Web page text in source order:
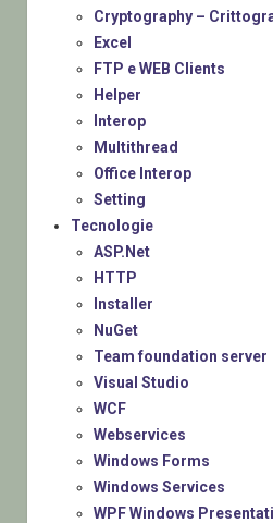
Cryptography –
Excel
FTP e WEB Clients
Helper
Interop
Multithread
Office Interop
Setting
Tecnologie
ASP.Net
HTTP
Installer
NuGet
Team foundation server
Visual Studio
WCF
Webservices
Windows Forms
Windows Services
WPF Windows